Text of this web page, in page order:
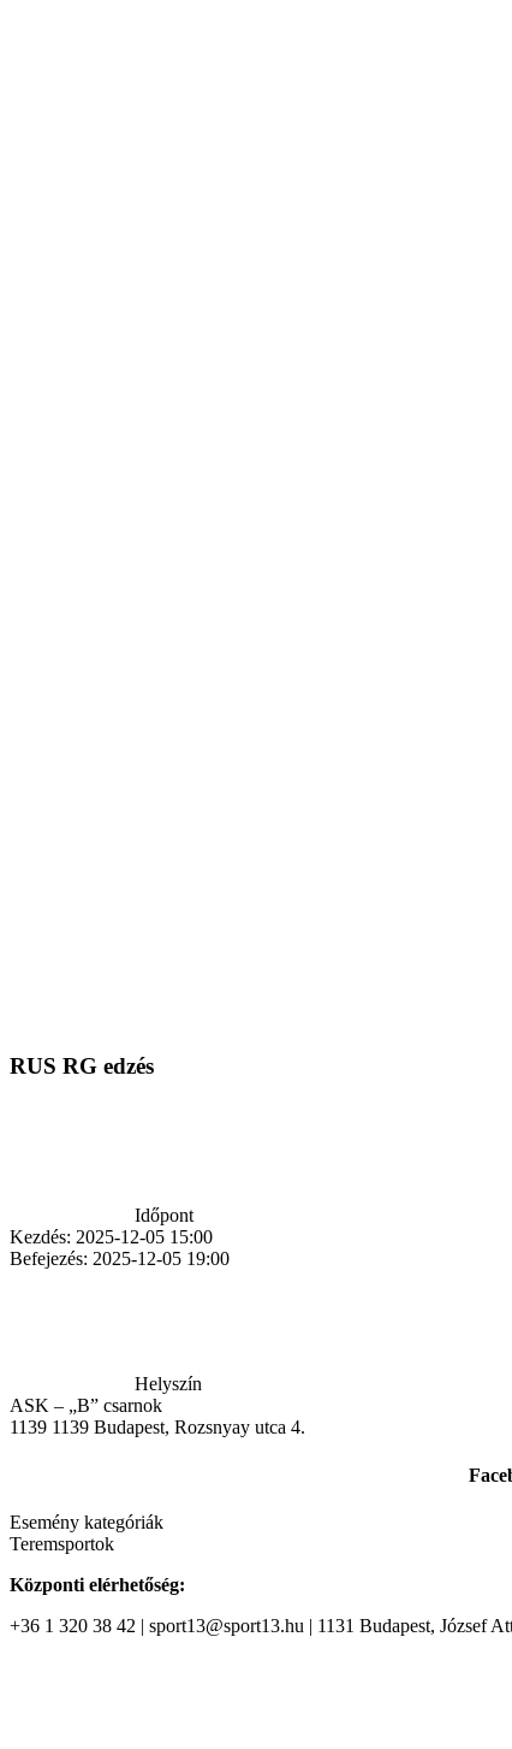
RUS RG edzés
Időpont
Kezdés: 2025-12-05 15:00
Befejezés: 2025-12-05 19:00
Helyszín
ASK – „B” csarnok
1139 1139 Budapest, Rozsnyay utca 4.
Esemény kategóriák
Teremsportok
Központi elérhetőség:
+36 1 320 38 42 | sport13@sport13.hu | 1131 Budapest, József